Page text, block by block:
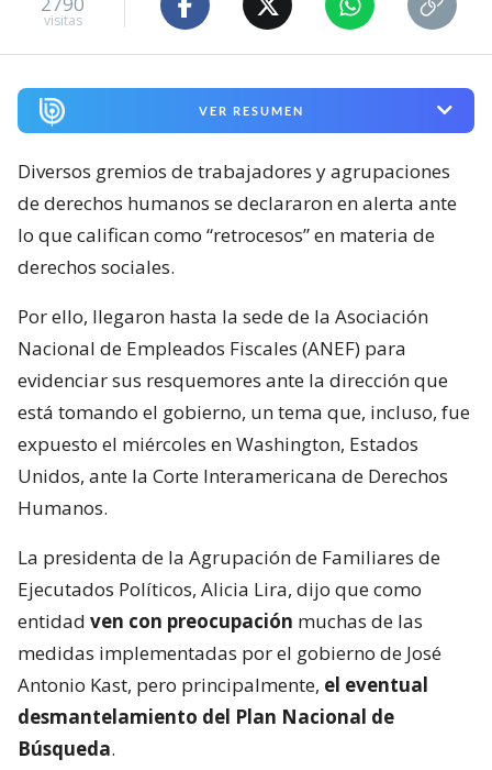
visitas
VER RESUMEN
Diversos gremios de trabajadores y agrupaciones
de derechos humanos se declararon en alerta ante
lo que califican como “retrocesos” en materia de
derechos sociales.
Por ello, llegaron hasta la sede de la Asociación
Nacional de Empleados Fiscales (ANEF) para
evidenciar sus resquemores ante la dirección que
está tomando el gobierno, un tema que, incluso, fue
expuesto el miércoles en Washington, Estados
Unidos, ante la Corte Interamericana de Derechos
Humanos.
La presidenta de la Agrupación de Familiares de
Ejecutados Políticos, Alicia Lira, dijo que como
entidad ven con preocupación muchas de las
medidas implementadas por el gobierno de José
Antonio Kast, pero principalmente, el eventual
desmantelamiento del Plan Nacional de
Búsqueda.